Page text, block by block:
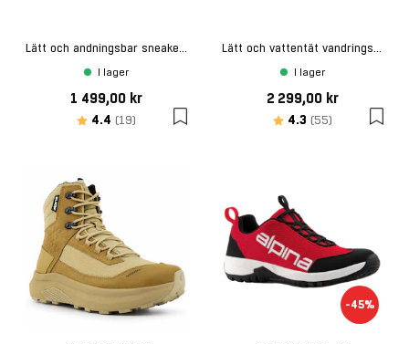
Lätt och andningsbar sneaker för aktiva dagar
I lager
1 499,00 kr
Betyg:
4.4 (19) utav 5 stjärnor
Lätt och vattentät vandringskänga
I lager
2 299,00 kr
Betyg:
4.3 (55) utav 5
-45%